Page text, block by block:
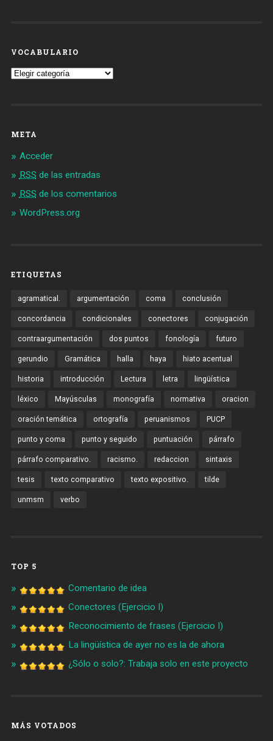
VOCABULARIO
Vocabulario
META
Acceder
RSS de las entradas
RSS de los comentarios
WordPress.org
ETIQUETAS
agramatical. argumentación coma conclusión
concordancia condicionales conectores conjugación
contraargumentación dos puntos fonología futuro
gerundio Gramática halla haya hiato acentual
historia introducción Lectura letra lingüística
léxico Mayúsculas monografía normativa oracion
oración temática ortografía peruanismos PUCP
punto y coma punto y seguido puntuación párrafo
párrafo comparativo. racismo. redaccion sintaxis
tesis texto comparativo texto expositivo. tilde
unmsm verbo
TOP 5
Comentario de idea
Conectores (Ejercicio I)
Reconocimiento de frases (Ejercicio I)
La lingüística de ayer no es la de ahora
¿Sólo o solo?: Trabaja solo en este proyecto
MÁS VOTADOS